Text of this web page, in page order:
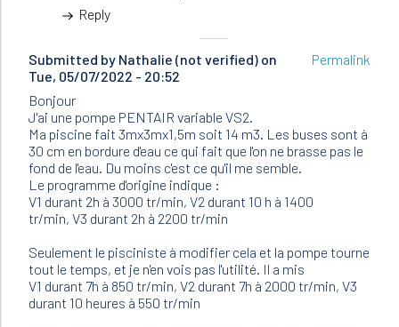
Reply
Submitted by Nathalie (not verified) on
Tue, 05/07/2022 - 20:52
Permalink
Bonjour
J'ai une pompe PENTAIR variable VS2.
Ma piscine fait 3mx3mx1,5m soit 14 m3. Les buses sont à
30 cm en bordure d'eau ce qui fait que l'on ne brasse pas le
fond de l'eau. Du moins c'est ce qu'il me semble.
Le programme d'origine indique :
V1 durant 2h à 3000 tr/min, V2 durant 10 h à 1400
tr/min, V3 durant 2h à 2200 tr/min
Seulement le pisciniste à modifier cela et la pompe tourne
tout le temps, et je n'en vois pas l'utilité. Il a mis
V1 durant 7h à 850 tr/min, V2 durant 7h à 2000 tr/min, V3
durant 10 heures à 550 tr/min